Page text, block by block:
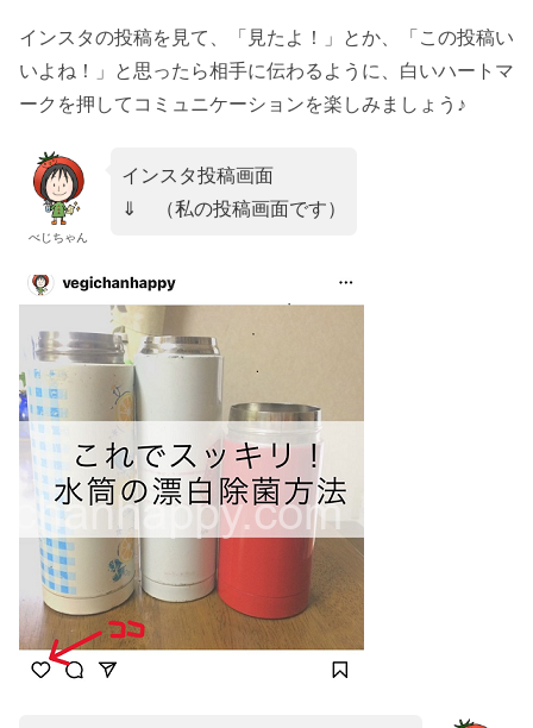
インスタの投稿を見て、「見たよ！」とか、「この投稿い
いよね！」と思ったら相手に伝わるように、白いハートマ
ークを押してコミュニケーションを楽しみましょう♪
べじちゃん
インスタ投稿画面
⇓ （私の投稿画面です）